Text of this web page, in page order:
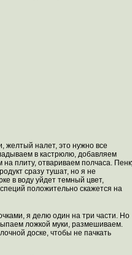
желтый налет, это нужно все
в кастрюлю, добавляем
на плиту, отвариваем полчаса.
сразу тушат, но я не
в воду уйдет темный цвет,
положительно скажется на
я делю один на три части. Но
ложкой муки, размешиваем.
доске, чтобы не пачкать